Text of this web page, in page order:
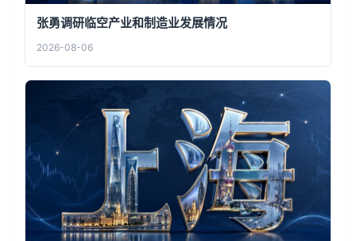
张勇调研临空产业和制造业发展情况
2026-08-06